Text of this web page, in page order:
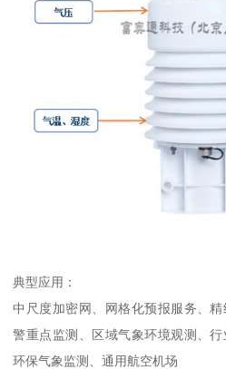
典型应用：
中尺度加密网、网格化预报服务、
警重点监测、区域气象环境观测、行
环保气象监测、通用航空机场